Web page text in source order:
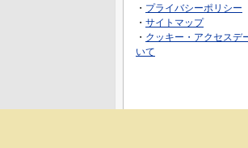
・ プライバシーポリシー
・ サイトマップ
・ クッキー・アクセスデ
いて